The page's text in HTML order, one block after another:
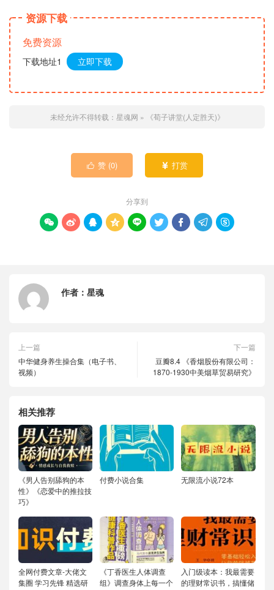
资源下载
免费资源
下载地址1 立即下载
未经允许不得转载： 星魂网 » 《荀子讲堂(人定胜天)》
 赞 (0)  打赏
分享到
        
作者： 星魂
上一篇
中华健身养生操合集（电子书、
视频）
下一篇
豆瓣8.4 《香烟股份有限公司：
1870-1930中美烟草贸易研究》
相关推荐
《男人告别舔狗的本
性》《恋爱中的推拉技
巧》
付费小说合集 无限流小说72本
全网付费文章-大佬文
集圈 学习先锋 精选研
《丁香医生人体调查
组》调查身体上每一个
入门级读本：我最需要
的理财常识书，搞懂储